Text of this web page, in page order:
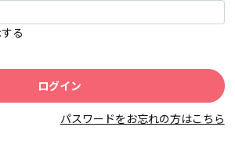
る
パスワードをお忘れの方はこちら